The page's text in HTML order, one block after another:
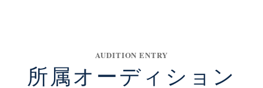
AUDITION ENTRY
所属オーディション